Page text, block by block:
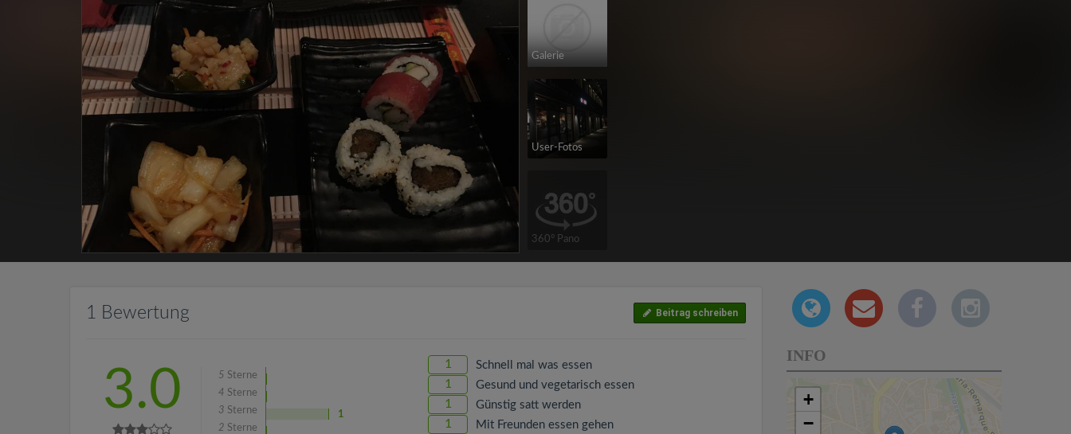
Galerie
User-Fotos
360° Pano
1 Bewertung Beitrag schreiben
3.0 5 Sterne
4 Sterne
3 Sterne
1
2 Sterne
1 Schnell mal was essen
1 Gesund und vegetarisch essen
1 Günstig satt werden
1 Mit Freunden essen gehen
INFO
+
−